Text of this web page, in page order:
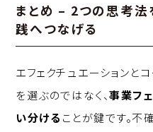
まとめ – 2つの思考法
践へつなげる
エフェクチュエーションと
を選ぶのではなく、事業フ
い分ける ことが鍵です。不